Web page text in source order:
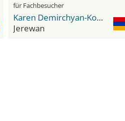
für Fachbesucher
Karen Demirchyan-Komplex
Jerewan